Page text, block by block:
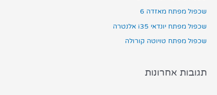
שכפול מפתח מאזדה 6
שכפול מפתח יונדאי i35 אלנטרה
שכפול מפתח טויוטה קורולה
תגובות אחרונות